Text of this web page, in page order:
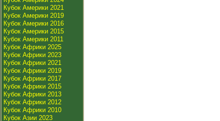
Кубок Америки 2021
Кубок Америки 2019
Кубок Америки 2016
Кубок Америки 2015
Кубок Америки 2011
Кубок Африки 2025
Кубок Африки 2023
Кубок Африки 2021
Кубок Африки 2019
Кубок Африки 2017
Кубок Африки 2015
Кубок Африки 2013
Кубок Африки 2012
Кубок Африки 2010
Кубок Азии 2023